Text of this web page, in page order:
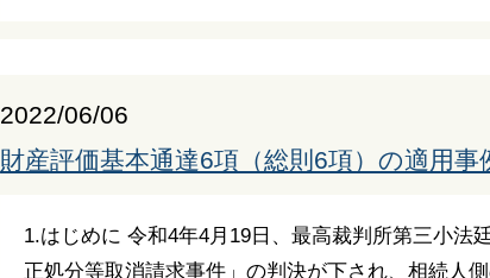
2022/06/06
財産評価基本通達6項（総則6項）の適用事
1.はじめに 令和4年4月19日、最高裁判所第三小法
正処分等取消請求事件」の判決が下され、相続人